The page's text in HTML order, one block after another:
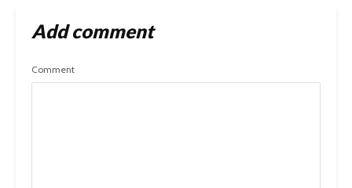
Add comment
Comment